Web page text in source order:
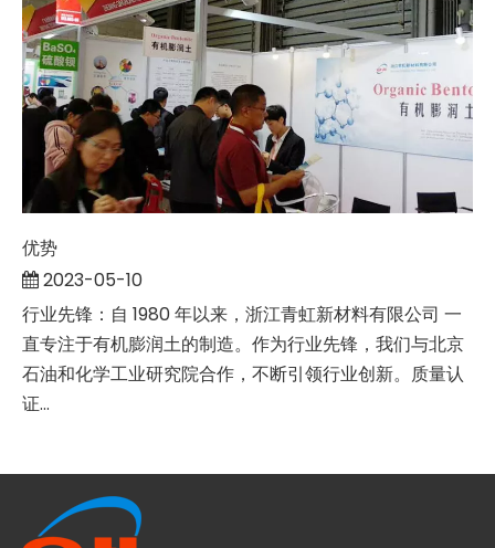
优势
2023-05-10
行业先锋：自 1980 年以来，浙江青虹新材料有限公司 一
直专注于有机膨润土的制造。作为行业先锋，我们与北京
石油和化学工业研究院合作，不断引领行业创新。质量认
证...